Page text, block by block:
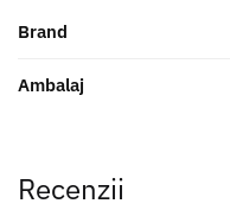
Brand
Ambalaj
Recenzii